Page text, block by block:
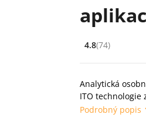
Hodnocení: 4.8
4.8(74)
Analytická
ITO technologie
Podrobný popis